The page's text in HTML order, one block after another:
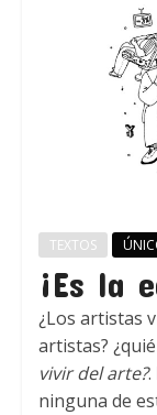
TEXTOS
¡Es la
¿Los artistas
artistas?
vivir del arte?.
ninguna de